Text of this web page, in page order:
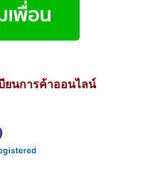
ยนการค้าออนไลน์